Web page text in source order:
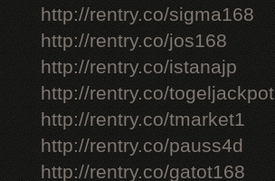
http://rentry.co/sigma168
http://rentry.co/jos168
http://rentry.co/istanajp
http://rentry.co/togeljackpot
http://rentry.co/tmarket1
http://rentry.co/pauss4d
http://rentry.co/gatot168